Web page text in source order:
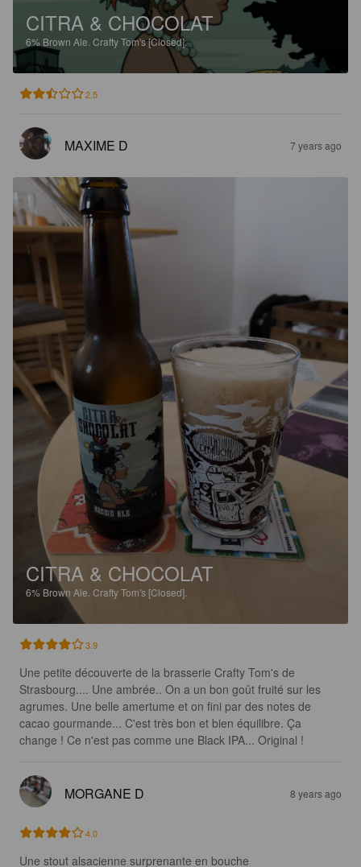
CITRA & CHOCOLAT
6% Brown Ale. Crafty Tom's [Closed].
2.5
MAXIME D 7 years ago
CITRA & CHOCOLAT
6% Brown Ale. Crafty Tom's [Closed].
3.9
Une petite découverte de la brasserie Crafty Tom's de
Strasbourg.... Une ambrée.. On a un bon goût fruité sur les
agrumes. Une belle amertume et on fini par des notes de
cacao gourmande... C'est très bon et bien équilibre. Ça
change ! Ce n'est pas comme une Black IPA... Original !
MORGANE D 8 years ago
4.0
Une stout alsacienne surprenante en bouche